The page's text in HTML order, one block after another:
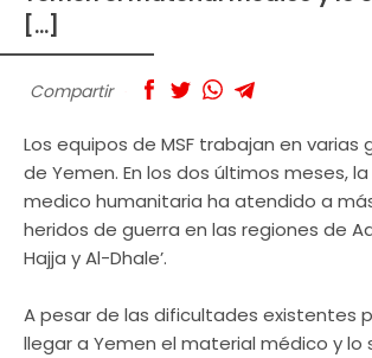
[…]
Compartir
Los equipos de MSF trabajan en varias
de Yemen. En los dos últimos meses,
medico humanitaria ha atendido a
heridos de guerra en las regiones de
Hajja y Al-Dhale’.
A pesar de las dificultades existentes
llegar a Yemen el material médico y lo